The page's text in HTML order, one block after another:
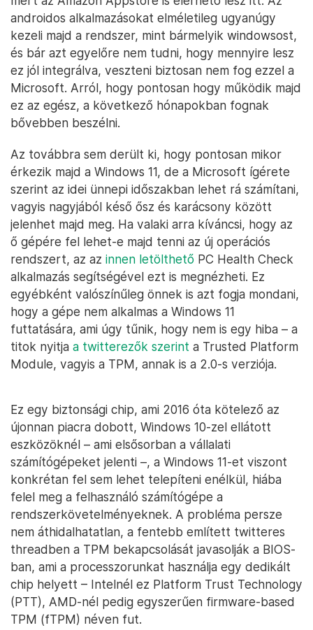
androidos alkalmazásokat elméletileg ugyanúgy
kezeli majd a rendszer, mint bármelyik windowsost,
és bár azt egyelőre nem tudni, hogy mennyire lesz
ez jól integrálva, veszteni biztosan nem fog ezzel a
Microsoft. Arról, hogy pontosan hogy működik majd
ez az egész, a következő hónapokban fognak
bővebben beszélni.
Az továbbra sem derült ki, hogy pontosan mikor
érkezik majd a Windows 11, de a Microsoft ígérete
szerint az idei ünnepi időszakban lehet rá számítani,
vagyis nagyjából késő ősz és karácsony között
jelenhet majd meg. Ha valaki arra kíváncsi, hogy az
ő gépére fel lehet-e majd tenni az új operációs
rendszert, az az innen letölthető PC Health Check
alkalmazás segítségével ezt is megnézheti. Ez
egyébként valószínűleg önnek is azt fogja mondani,
hogy a gépe nem alkalmas a Windows 11
futtatására, ami úgy tűnik, hogy nem is egy hiba – a
titok nyitja a twitterezők szerint a Trusted Platform
Module, vagyis a TPM, annak is a 2.0-s verziója.
Ez egy biztonsági chip, ami 2016 óta kötelező az
újonnan piacra dobott, Windows 10-zel ellátott
eszközöknél – ami elsősorban a vállalati
számítógépeket jelenti –, a Windows 11-et viszont
konkrétan fel sem lehet telepíteni enélkül, hiába
felel meg a felhasználó számítógépe a
rendszerkövetelményeknek. A probléma persze
nem áthidalhatatlan, a fentebb említett twitteres
threadben a TPM bekapcsolását javasolják a BIOS-
ban, ami a processzorunkat használja egy dedikált
chip helyett – Intelnél ez Platform Trust Technology
(PTT), AMD-nél pedig egyszerűen firmware-based
TPM (fTPM) néven fut.